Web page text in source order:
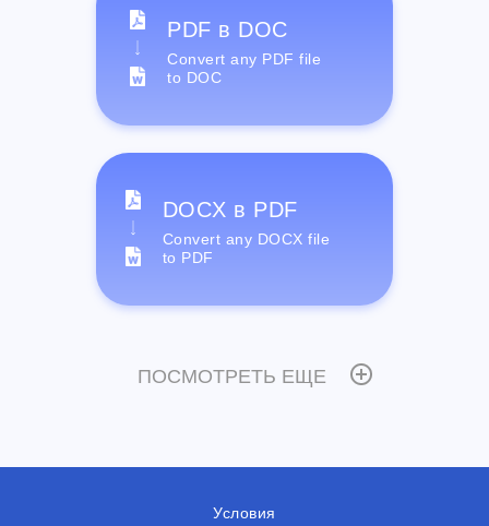
PDF в DOC
Convert any PDF file
to DOC
DOCX в PDF
Convert any DOCX file
to PDF
ПОСМОТРЕТЬ ЕЩЕ
Условия